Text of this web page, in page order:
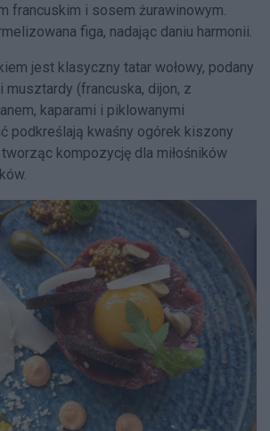
francuskim i sosem żurawinowym.
figa, nadając daniu harmonii.
jest klasyczny tatar wołowy, podany
musztardy (francuska, dijon, z
kaparami i piklowanymi
podkreślają kwaśny ogórek kiszony
kompozycję dla miłośników